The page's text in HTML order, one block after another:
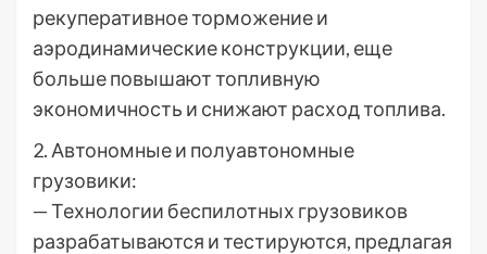
рекуперативное торможение и
аэродинамические конструкции, еще
больше повышают топливную
экономичность и снижают расход топлива.
2. Автономные и полуавтономные
грузовики:
— Технологии беспилотных грузовиков
разрабатываются и тестируются, предлагая